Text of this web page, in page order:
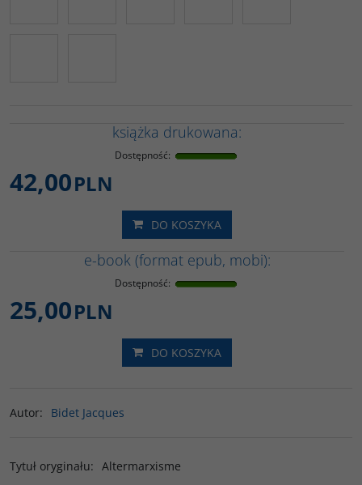
książka drukowana:
Dostępność:
42,00PLN
DO KOSZYKA
e-book (format epub, mobi):
Dostępność:
25,00PLN
DO KOSZYKA
Autor: Bidet Jacques
Tytuł oryginału: Altermarxisme